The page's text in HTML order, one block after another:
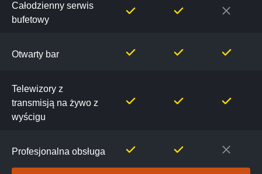
Całodzienny serwis
bufetowy
Otwarty bar
Telewizory z
transmisją na żywo z
wyścigu
Profesjonalna obsługa